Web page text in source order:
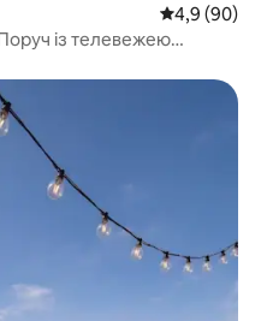
Середня
4,9 (90)
із телевежею